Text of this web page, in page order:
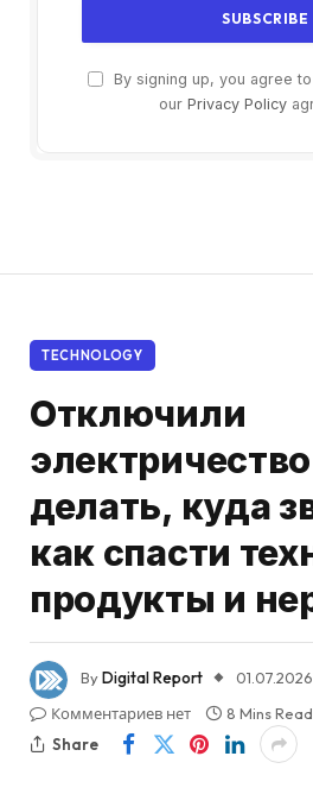
By signing up, you agree
our Privacy Policy
TECHNOLOGY
Отключили
делать, куда
как спасти
продукты и
ByDigital Report
01.07.2026
Комментариев нет
8 Mins Read
Share